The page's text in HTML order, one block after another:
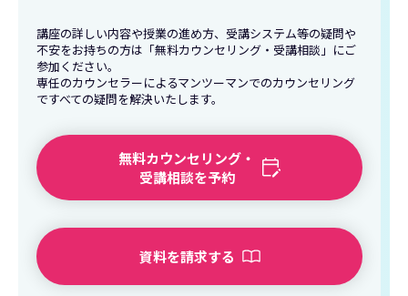
講座の詳しい内容や授業の進め方、受講システム等の疑問や
不安をお持ちの方は「無料カウンセリング・受講相談」にご
参加ください。
専任のカウンセラーによるマンツーマンでのカウンセリング
ですべての疑問を解決いたします。
無料カウンセリング・
受講相談を予約
資料を請求する